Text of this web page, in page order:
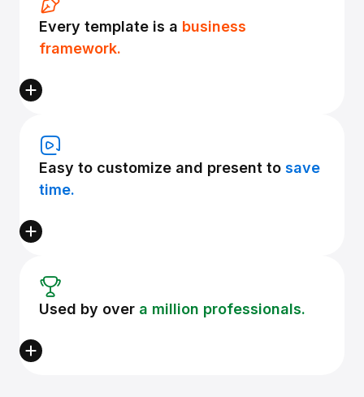
Every template is a business
framework.
Easy to customize and present to save
time.
Used by over a million professionals.